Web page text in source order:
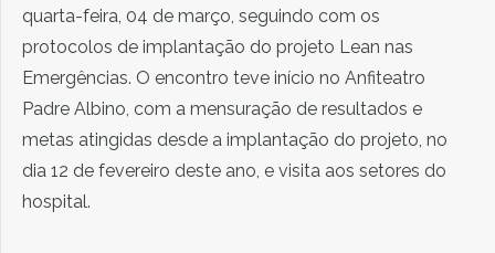
quarta-feira, 04 de março, seguindo com os
protocolos de implantação do projeto Lean nas
Emergências. O encontro teve início no Anfiteatro
Padre Albino, com a mensuração de resultados e
metas atingidas desde a implantação do projeto, no
dia 12 de fevereiro deste ano, e visita aos setores do
hospital.